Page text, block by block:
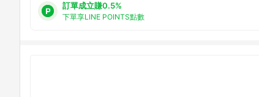
訂單成立賺0.5%
下單享LINE POINTS點數